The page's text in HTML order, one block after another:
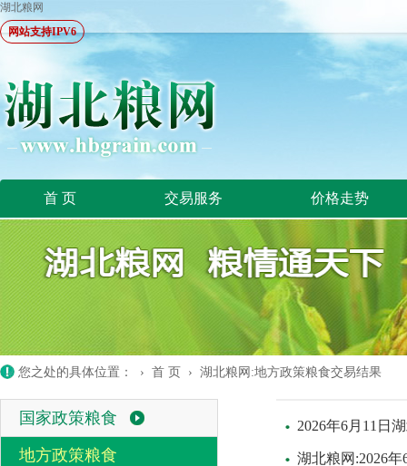
湖北粮网
网站支持IPV6
首 页 交易服务 价格走势
您之处的具体位置： › 首 页 › 湖北粮网:地方政策粮食交易结果
国家政策粮食
地方政策粮食
2026年6月11日
湖北粮网:2026